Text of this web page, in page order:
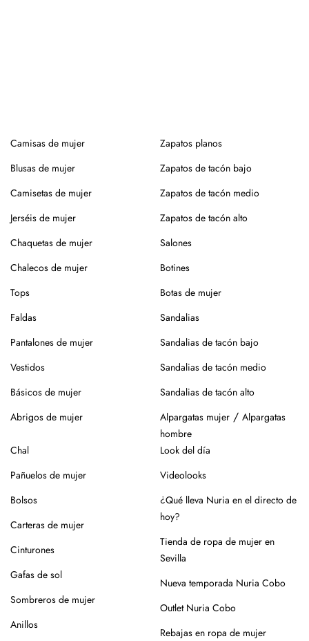
Camisas de mujer
Blusas de mujer
Camisetas de mujer
Jerséis de mujer
Chaquetas de mujer
Chalecos de mujer
Tops
Faldas
Pantalones de mujer
Vestidos
Básicos de mujer
Abrigos de mujer
Zapatos planos
Zapatos de tacón bajo
Zapatos de tacón medio
Zapatos de tacón alto
Salones
Botines
Botas de mujer
Sandalias
Sandalias de tacón bajo
Sandalias de tacón medio
Sandalias de tacón alto
Alpargatas mujer / Alpargatas
hombre
Chal
Pañuelos de mujer
Bolsos
Carteras de mujer
Cinturones
Gafas de sol
Sombreros de mujer
Anillos
Look del día
Videolooks
¿Qué lleva Nuria en el directo de
hoy?
Tienda de ropa de mujer en
Sevilla
Nueva temporada Nuria Cobo
Outlet Nuria Cobo
Rebajas en ropa de mujer